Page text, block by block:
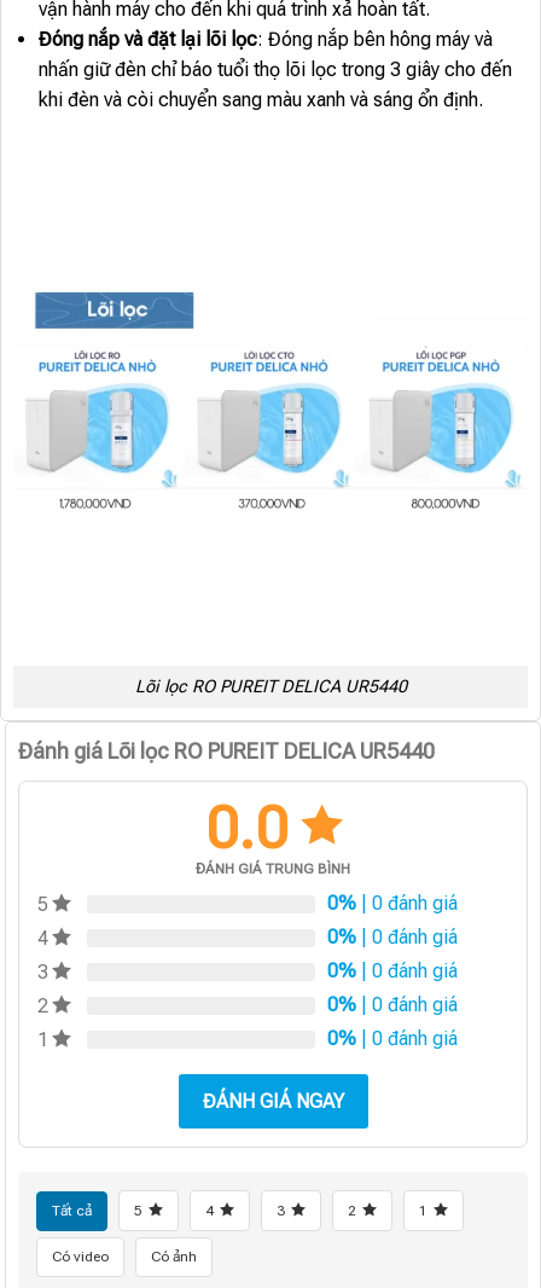
vận hành máy cho đến khi quá trình xả hoàn tất.
Đóng nắp và đặt lại lõi lọc: Đóng nắp bên hông máy và
nhấn giữ đèn chỉ báo tuổi thọ lõi lọc trong 3 giây cho đến
khi đèn và còi chuyển sang màu xanh và sáng ổn định.
Lõi lọc RO PUREIT DELICA UR5440
Đánh giá Lõi lọc RO PUREIT DELICA UR5440
0.0
ĐÁNH GIÁ TRUNG BÌNH
5 0% | 0 đánh giá
4
0% | 0 đánh giá
3
0% | 0 đánh giá
2
0% | 0 đánh giá
1
0% | 0 đánh giá
ĐÁNH GIÁ NGAY
Tất cả 5 4 3 2 1
Có video Có ảnh